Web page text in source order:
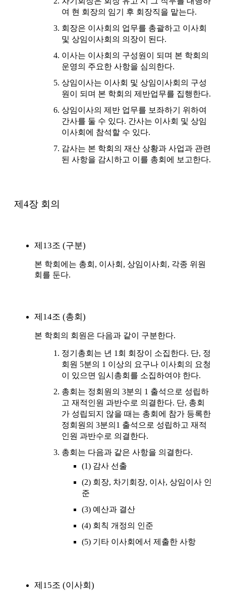
여 현 회장의 임기 후 회장직을 맡는다.
회장은 이사회의 업무를 총괄하고 이사회
및 상임이사회의 의장이 된다.
이사는 이사회의 구성원이 되며 본 학회의
운영의 주요한 사항을 심의한다.
상임이사는 이사회 및 상임이사회의 구성
원이 되며 본 학회의 제반업무를 집행한다.
상임이사의 제반 업무를 보좌하기 위하여
간사를 둘 수 있다. 간사는 이사회 및 상임
이사회에 참석할 수 있다.
감사는 본 학회의 재산 상황과 사업과 관련
된 사항을 감시하고 이를 총회에 보고한다.
제4장 회의
제13조 (구분)
본 학회에는 총회, 이사회, 상임이사회, 각종 위원
회를 둔다.
제14조 (총회)
본 학회의 회원은 다음과 같이 구분한다.
정기총회는 년 1회 회장이 소집한다. 단, 정
회원 5분의 1 이상의 요구나 이사회의 요청
이 있으면 임시총회를 소집하여야 한다.
총회는 정회원의 3분의 1 출석으로 성립하
고 재적인원 과반수로 의결한다. 단, 총회
가 성립되지 않을 때는 총회에 참가 등록한
정회원의 3분의1 출석으로 성립하고 재적
인원 과반수로 의결한다.
총회는 다음과 같은 사항을 의결한다.
(1) 감사 선출
(2) 회장, 차기회장, 이사, 상임이사 인
준
(3) 예산과 결산
(4) 회칙 개정의 인준
(5) 기타 이사회에서 제출한 사항
제15조 (이사회)